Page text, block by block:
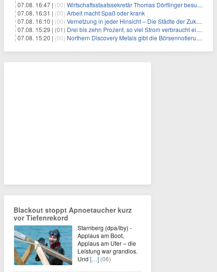
07.08. 16:47 | (00) Wirtschaftsstaatssekretär Thomas Dörflinger besucht Handwerksbetrieb im Kammerbezirk Freiburg
07.08. 16:31 | (00) Arbeit macht Spaß oder krank
07.08. 16:10 | (00) Vernetzung in jeder Hinsicht – Die Städte der Zukunft sind grün-blau
07.08. 15:29 | (01) Drei bis zehn Prozent, so viel Strom verbraucht ein Aufzug im Gebäude
07.08. 15:20 | (00) Northern Discovery Metals gibt die Börsennotierung an der Frankfurter Wertpapierbörse bekannt
Blackout stoppt Apnoetaucher kurz
vor Tiefenrekord
Starnberg (dpa/lby) -
Applaus am Boot,
Applaus am Ufer – die
Leistung war grandios.
Und […] (06)